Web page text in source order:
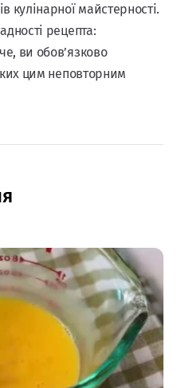
кулінарної майстерності.
рецепта:
ви обов’язково
цим неповторним